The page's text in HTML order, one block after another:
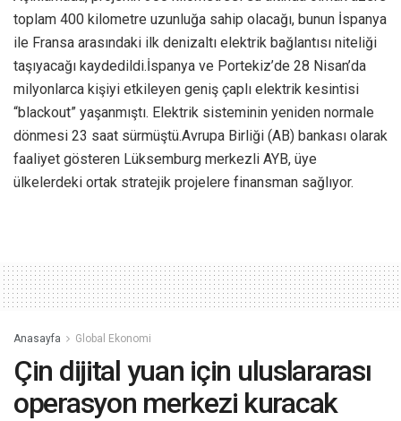
toplam 400 kilometre uzunluğa sahip olacağı, bunun İspanya
ile Fransa arasındaki ilk denizaltı elektrik bağlantısı niteliği
taşıyacağı kaydedildi.İspanya ve Portekiz’de 28 Nisan’da
milyonlarca kişiyi etkileyen geniş çaplı elektrik kesintisi
“blackout” yaşanmıştı. Elektrik sisteminin yeniden normale
dönmesi 23 saat sürmüştü.Avrupa Birliği (AB) bankası olarak
faaliyet gösteren Lüksemburg merkezli AYB, üye
ülkelerdeki ortak stratejik projelere finansman sağlıyor.
Anasayfa Global Ekonomi
Çin dijital yuan için uluslararası
operasyon merkezi kuracak